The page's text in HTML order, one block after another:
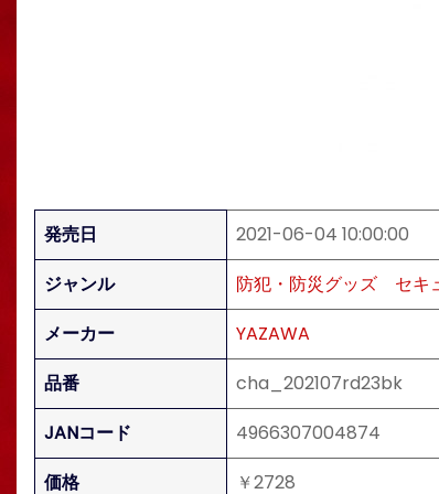
発売日
2021-06-04 10:00:00
ジャンル
防犯・防災グッズ セキ
メーカー
YAZAWA
品番
cha_202107rd23bk
JANコード
4966307004874
価格
￥2728